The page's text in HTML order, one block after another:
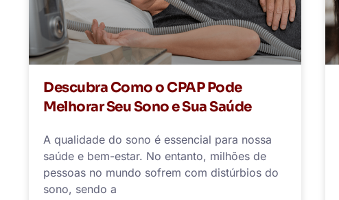
Descubra Como o CPAP Pode
Melhorar Seu Sono e Sua Saúde
A qualidade do sono é essencial para nossa
saúde e bem-estar. No entanto, milhões de
pessoas no mundo sofrem com distúrbios do
sono, sendo a